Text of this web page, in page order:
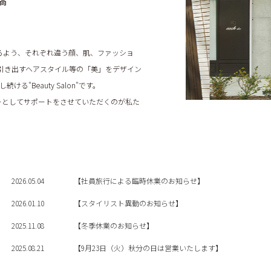
う、それぞれ違う顔、肌、ファッショ
出すヘアスタイル等の「美」をデザイン
ける"Beauty Salon"です。
してサポートをさせていただくのが私た
2026.05.04 【社員旅行による臨時休業のお知らせ】
2026.01.10 【スタイリスト異動のお知らせ】
2025.11.08 【冬季休業のお知らせ】
2025.08.21 【9月23日（火）秋分の日は営業いたします】